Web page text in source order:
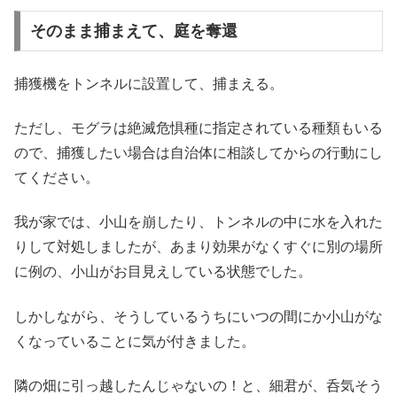
そのまま捕まえて、庭を奪還
捕獲機をトンネルに設置して、捕まえる。
ただし、モグラは絶滅危惧種に指定されている種類もいる
ので、捕獲したい場合は自治体に相談してからの行動にし
てください。
我が家では、小山を崩したり、トンネルの中に水を入れた
りして対処しましたが、あまり効果がなくすぐに別の場所
に例の、小山がお目見えしている状態でした。
しかしながら、そうしているうちにいつの間にか小山がな
くなっていることに気が付きました。
隣の畑に引っ越したんじゃないの！と、細君が、呑気そう